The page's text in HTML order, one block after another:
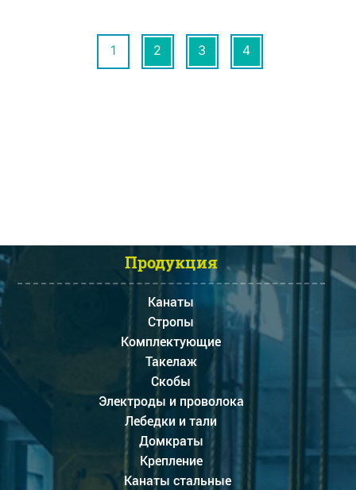
1 2 3 4
Продукция
Канаты
Стропы
Комплектующие
Такелаж
Скобы
Электроды и проволока
Лебедки и тали
Домкраты
Крепление
Канаты стальные